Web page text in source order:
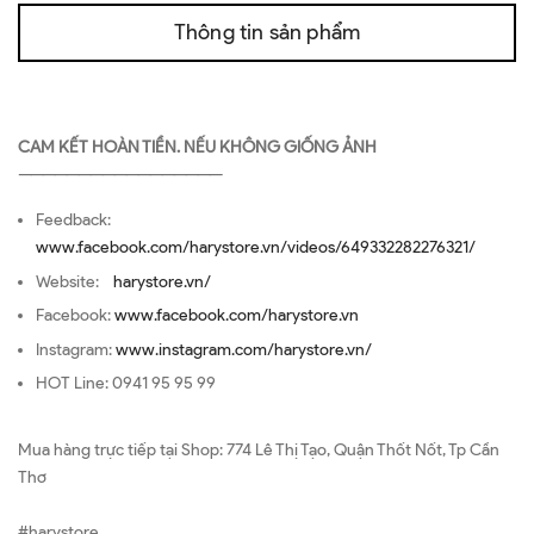
Thông tin sản phẩm
CAM KẾT HOÀN TIỀN. NẾU KHÔNG GIỐNG ẢNH
—————————————————
Feedback:
www.facebook.com/harystore.vn/videos/649332282276321/
Website: harystore.vn/
Facebook:www.facebook.com/harystore.vn
Instagram:www.instagram.com/harystore.vn/
HOT Line: 0941 95 95 99
Mua hàng trực tiếp tại Shop: 774 Lê Thị Tạo, Quận Thốt Nốt, Tp Cần
Thơ